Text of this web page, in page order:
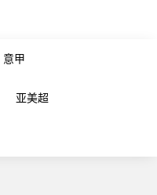
意甲
亚美超